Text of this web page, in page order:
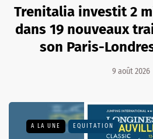
Trenitalia investit 2
dans 19 nouveaux
son Paris-
9 août 2026
A LA UNE EQUITATION